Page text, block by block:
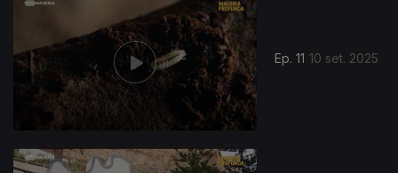
Ep. 11 10 set. 2025